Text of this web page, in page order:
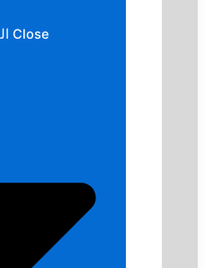
Close المركز الإعلامي